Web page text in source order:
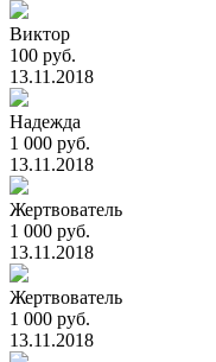
Виктор
100 руб.
13.11.2018
Надежда
1 000 руб.
13.11.2018
Жертвователь
1 000 руб.
13.11.2018
Жертвователь
1 000 руб.
13.11.2018